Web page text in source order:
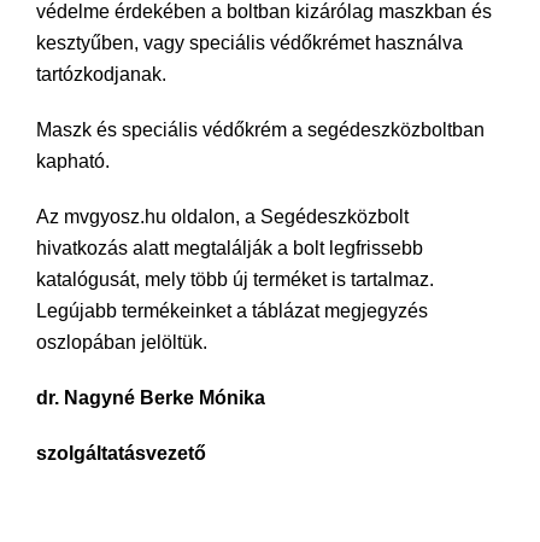
védelme érdekében a boltban kizárólag maszkban és
kesztyűben, vagy speciális védőkrémet használva
tartózkodjanak.
Maszk és speciális védőkrém a segédeszközboltban
kapható.
Az mvgyosz.hu oldalon, a Segédeszközbolt
hivatkozás alatt megtalálják a bolt legfrissebb
katalógusát, mely több új terméket is tartalmaz.
Legújabb termékeinket a táblázat megjegyzés
oszlopában jelöltük.
dr. Nagyné Berke Mónika
szolgáltatásvezető